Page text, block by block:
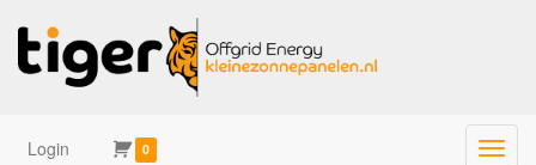
Login 0 Menu